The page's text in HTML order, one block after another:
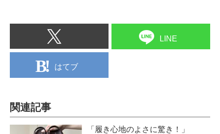
LINE
はてブ
関連記事
「履き心地のよさに驚き！」